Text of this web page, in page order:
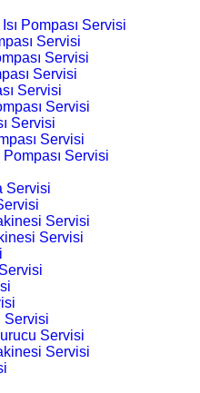
Pompası Servisi
Servisi
Servisi
Servisi
Servisi
Servisi
Servisi
Servisi
Servisi
Servisi
Servisi
Servisi
Servisi
Servisi
Servisi